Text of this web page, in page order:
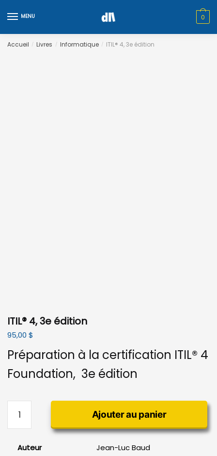
to
to
MENU 0
Accueil / Livres / Informatique / ITIL® 4, 3e édition
ITIL® 4, 3e édition
95,00 $
Préparation à la certification ITIL® 4
Foundation, 3e édition
ITIL®
Ajouter au panier
Auteur
Jean-Luc Baud